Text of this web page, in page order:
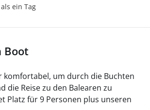
ein Tag
Boot
komfortabel, um durch die Buchten
die Reise zu den Balearen zu
Platz für 9 Personen plus unseren